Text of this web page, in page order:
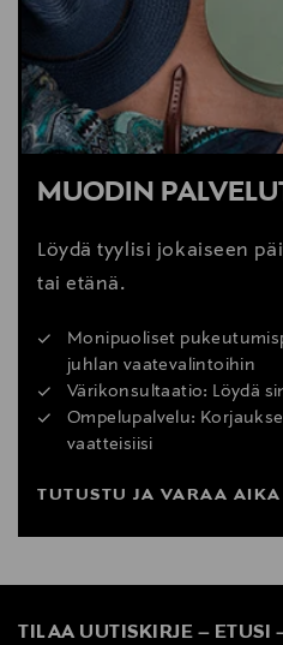
MUODIN
Löydä tyylisi jokaiseen
tai etänä.
Monipuoliset
juhlan vaatevalintoihin
Värikonsultaatio: Löydä
Ompelupalvelu:
vaatteisiisi
TUTUSTU JA VARAA AIKA
TILAA UUTISKIRJE – ETUSI